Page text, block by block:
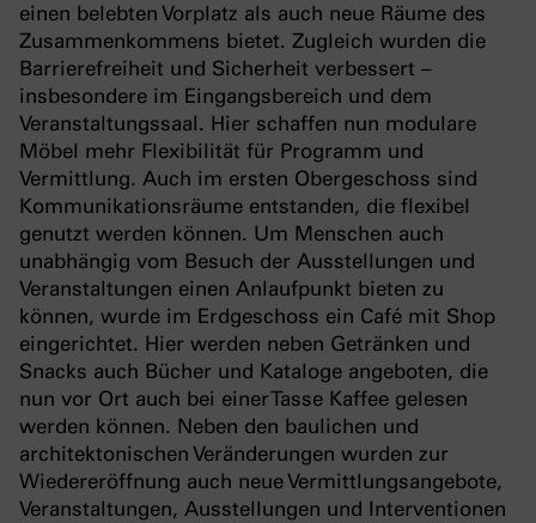
einen belebten Vorplatz als auch neue Räume des
Zusammenkommens bietet. Zugleich wurden die
Barrierefreiheit und Sicherheit verbessert –
insbesondere im Eingangsbereich und dem
Veranstaltungssaal. Hier schaffen nun modulare
Möbel mehr Flexibilität für Programm und
Vermittlung. Auch im ersten Obergeschoss sind
Kommunikationsräume entstanden, die flexibel
genutzt werden können. Um Menschen auch
unabhängig vom Besuch der Ausstellungen und
Veranstaltungen einen Anlaufpunkt bieten zu
können, wurde im Erdgeschoss ein Café mit Shop
eingerichtet. Hier werden neben Getränken und
Snacks auch Bücher und Kataloge angeboten, die
nun vor Ort auch bei einer Tasse Kaffee gelesen
werden können. Neben den baulichen und
architektonischen Veränderungen wurden zur
Wiedereröffnung auch neue Vermittlungsangebote,
Veranstaltungen, Ausstellungen und Interventionen